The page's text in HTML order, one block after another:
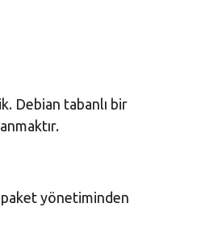
Debian tabanlı bir
yönetiminden